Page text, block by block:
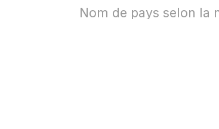
Nom de pays selon la